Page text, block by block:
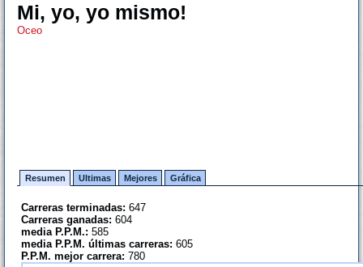
Mi, yo, yo mismo!
Oceo
Resumen Ultimas Mejores Gráfica
Carreras terminadas: 647
Carreras ganadas: 604
media P.P.M.: 585
media P.P.M. últimas carreras: 605
P.P.M. mejor carrera: 780